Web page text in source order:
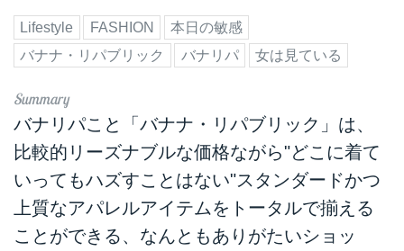
Lifestyle FASHION
本日の敏感
バナナ・リパブリック
バナリパ 女は見ている
バナリパこと「バナナ・リパブリック」は、
比較的リーズナブルな価格ながら"どこに着て
いってもハズすことはない"スタンダードかつ
上質なアパレルアイテムをトータルで揃える
ことができる、なんともありがたいショッ